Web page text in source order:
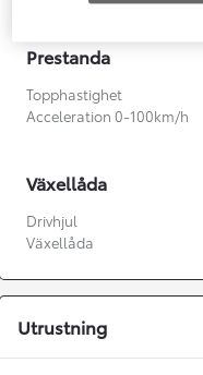
Prestanda
Topphastighet
Acceleration 0-100km/h
Växellåda
Drivhjul
Växellåda
Utrustning